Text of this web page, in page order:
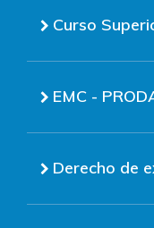
Curso
EMC -
Derecho de